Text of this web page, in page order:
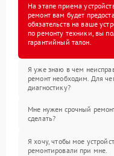
На этапе приема
ремонт вам будет
обязательств на ваше
по ремонту техники, вы
гарантийный талон.
Я уже знаю в чем
ремонт необходим. Для
диагностику?
Мне нужен срочный
сделать?
Я хочу, чтобы мое
ремонтировали при мне.